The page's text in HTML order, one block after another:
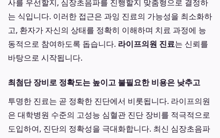
사를 우선할지, 심장초음파를 진행할지 맞춤형으로 결정하
는 식입니다. 이러한 접근은 과잉 진료의 가능성을 최소화하
고, 환자가 자신의 상태를 정확히 이해하며 치료 과정에 능
동적으로 참여하도록 돕습니다. 라이프의원 진료는 신뢰를
바탕으로 시작됩니다.
최첨단 장비로 정확도는 높이고 불필요한 비용은 낮추고
투명한 진료는 곧 정확한 진단에서 비롯됩니다. 라이프의원
은 대학병원 수준의 고성능 심혈관 진단 장비를 적극적으로
도입하여, 진단의 정확성을 극대화합니다. 최신 심장초음파